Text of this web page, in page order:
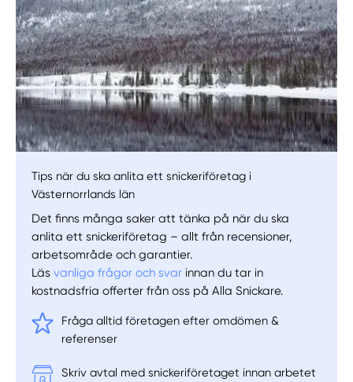
Tips när du ska anlita ett snickeriföretag i
Västernorrlands län
Det finns många saker att tänka på när du ska
anlita ett snickeriföretag – allt från recensioner,
arbetsområde och garantier.
Läsvanliga frågor och svar innan du tar in
kostnadsfria offerter från oss på Alla Snickare.
Fråga alltid företagen efter omdömen &
referenser
Skriv avtal med snickeriföretaget innan arbetet